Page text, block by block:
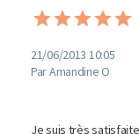
21/06/2013 10:05
Par Amandine O
Je suis très